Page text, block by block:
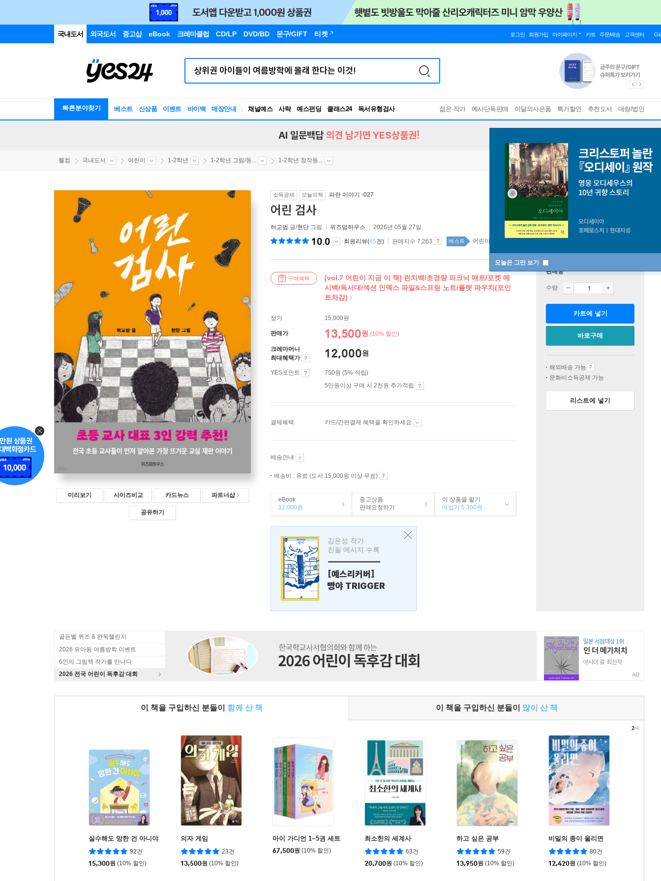
국내도서 외국도서 중고샵 eBook 크레마클럽 CD/LP DVD/BD 문구/GIFT 티켓 로그인 회원가입 마이페이지 카트 주문/배송 고객센터
빠른분야찾기 베스트 신상품 이벤트 바이백 매장안내 채널예스 사락 예스펀딩 클래스24
독서유형검사
RBTI Lab
젊은 작가 예사단독판매 이달의사은품 특가할인 추천도서 대량/법인
오늘은 그만 보기
AI 일문백답 의견 남기면 YES상품권!
웰컴 국내도서 어린이 1-2학년 1-2학년 그림/동... 1-2학년 창작동...
미리보기 사이즈비교 카드뉴스 파트너샵
공유하기
소득공제 오늘의책 파란 이야기 -027
어린 검사
허교범 글/현단 그림 위즈덤하우스 2026년 05월 27일
10.0 회원리뷰(45건) 판매지수 7,263 베스트 어린이 top100 5주
구매혜택
[vol.7 어린이 지금 이 책] 런치백/초경량 피크닉 매트/포켓 메
시백/독서대/섹션 인덱스 파일&스프링 노트/플랫 파우치(포인
트차감)
정가 15,000원
판매가 13,500원 (10% 할인)
크레마머니
최대혜택가
12,000원
YES포인트
750원 (5% 적립)
5만원이상 구매 시 2천원 추가적립
결제혜택 카드/간편결제 혜택을 확인하세요
배송안내
배송비 : 유료 (도서 15,000원 이상 무료)
eBook
12,000원
중고상품
판매요청하기
이 상품을 팔기
매입가 5,300원
김은성 작가
친필 메시지 수록
---------------
[예스리커버]
빵야 TRIGGER
판매중
수량
카트에 넣기
바로구매
해외배송 가능
문화비소득공제 가능
리스트에 넣기
골든벨 퀴즈 & 완독챌린지
2026 유아동 여름방학 이벤트
6인의 그림책 작가를 만나다
2026 전국 어린이 독후감 대회
AD
이 책을 구입하신 분들이 함께 산 책 이 책을 구입하신 분들이 많이 산 책
실수해도 망한 건 아니야
92건
15,300원 (10% 할인)
의자 게임
23건
13,500원 (10% 할인)
마이 가디언 1~5권 세트
67,500원 (10% 할인)
최소한의 세계사
63건
20,700원 (10% 할인)
하고 싶은 공부
59건
13,950원 (10% 할인)
비밀의 종이 울리면
80건
12,420원 (10% 할인)
2/4